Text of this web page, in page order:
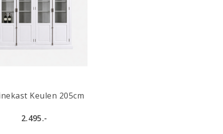
Keulen 205cm
2.495.-